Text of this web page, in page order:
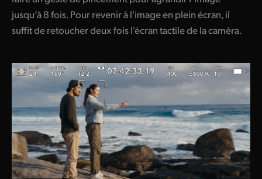
jusqu’à 8 fois. Pour revenir à l'image en plein écran, il
suffit de retoucher deux fois l'écran tactile de la caméra.